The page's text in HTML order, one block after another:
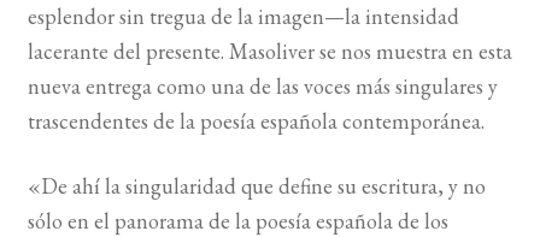
esplendor sin tregua de la imagen—la intensidad
lacerante del presente. Masoliver se nos muestra en esta
nueva entrega como una de las voces más singulares y
trascendentes de la poesía española contemporánea.
«De ahí la singularidad que define su escritura, y no
sólo en el panorama de la poesía española de los